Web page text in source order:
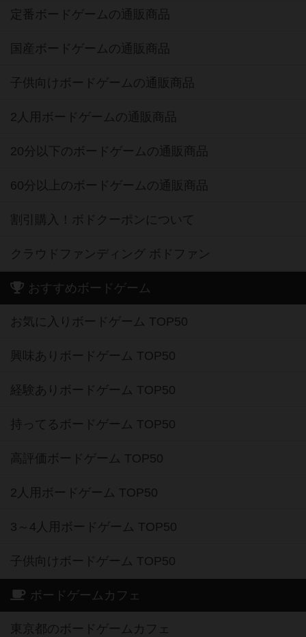
定番ボードゲームの通販商品
国産ボードゲームの通販商品
子供向けボードゲームの通販商品
2人用ボードゲームの通販商品
20分以下のボードゲームの通販商品
60分以上のボードゲームの通販商品
割引購入！ボドクーポンについて
クラウドファンディング ボドファン
おすすめボードゲーム
お気に入りボードゲーム TOP50
興味ありボードゲーム TOP50
経験ありボードゲーム TOP50
持ってるボードゲーム TOP50
高評価ボードゲーム TOP50
2人用ボードゲーム TOP50
3～4人用ボードゲーム TOP50
子供向けボードゲーム TOP50
ボードゲームカフェ
東京都のボードゲームカフェ